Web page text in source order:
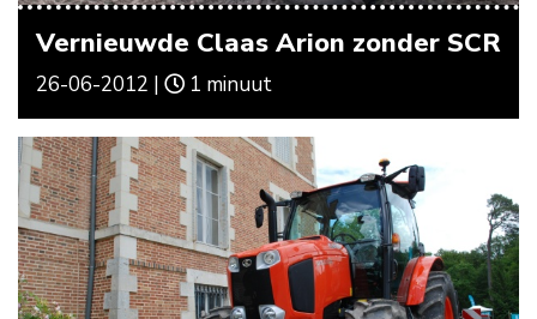
Vernieuwde Claas Arion zonder SCR
26-06-2012 | 1 minuut